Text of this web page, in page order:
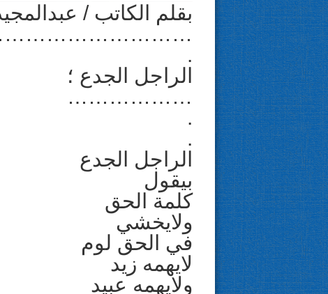
بقلم الكاتب /
.
الراجل الجدع ؛
………………
.
.
الراجل الجدع
بيقول
كلمة الحق
ولايخشي
في الحق لوم
لايهمه زيد
ولايهمه عبيد